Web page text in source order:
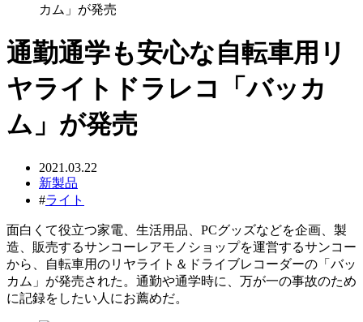
カム」が発売
通勤通学も安心な自転車用リ
ヤライトドラレコ「バッカ
ム」が発売
2021.03.22
新製品
#ライト
面白くて役立つ家電、生活用品、PCグッズなどを企画、製
造、販売するサンコーレアモノショップを運営するサンコー
から、自転車用のリヤライト＆ドライブレコーダーの「バッ
カム」が発売された。通勤や通学時に、万が一の事故のため
に記録をしたい人にお薦めだ。